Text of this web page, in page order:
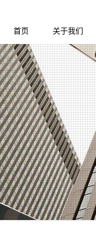
首页 关于我们